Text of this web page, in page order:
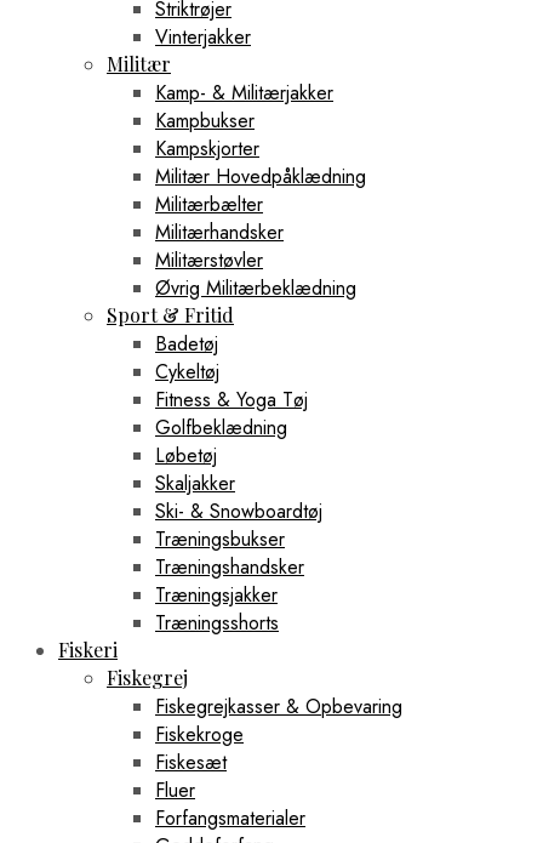
Striktrøjer
Vinterjakker
Militær
Kamp- & Militærjakker
Kampbukser
Kampskjorter
Militær Hovedpåklædning
Militærbælter
Militærhandsker
Militærstøvler
Øvrig Militærbeklædning
Sport & Fritid
Badetøj
Cykeltøj
Fitness & Yoga Tøj
Golfbeklædning
Løbetøj
Skaljakker
Ski- & Snowboardtøj
Træningsbukser
Træningshandsker
Træningsjakker
Træningsshorts
Fiskeri
Fiskegrej
Fiskegrejkasser & Opbevaring
Fiskekroge
Fiskesæt
Fluer
Forfangsmaterialer